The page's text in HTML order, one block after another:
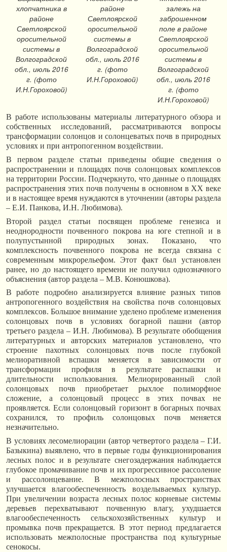
хлопчатника в
районе
Светлоярской
оросительной
системы в
Волгоградской
обл., июль 2016
г. (фото
И.Н.Гороховой)
районе
Светлоярской
оросительной
системы в
Волгоградской
обл., июль 2016
г. (фото
И.Н.Гороховой)
залежь на
заброшенном
поле в районе
Светлоярской
оросительной
системы в
Волгоградской
обл., июль 2016
г. (фото
И.Н.Гороховой)
В работе использованы материалы литературного обзора и
собственных исследований, рассматриваются вопросы
трансформации солонцов и солонцеватых почв в природных
условиях и при антропогенном воздействии.
В первом разделе статьи приведены общие сведения о
распространении и площадях почв солонцовых комплексов
на территории России. Подчеркнуто, что данные о площадях
распространения этих почв получены в основном в ХХ веке
и в настоящее время нуждаются в уточнении (авторы раздела
– Е.И. Панкова, И.Н. Любимова).
Второй раздел статьи посвящен проблеме генезиса и
неоднородности почвенного покрова на юге степной и в
полупустынной природных зонах. Показано, что
комплексность почвенного покрова не всегда связана с
современным микрорельефом. Этот факт был установлен
ранее, но до настоящего времени не получил однозначного
объяснения (автор раздела – М.В. Конюшкова).
В работе подробно анализируется влияние разных типов
антропогенного воздействия на свойства почв солонцовых
комплексов. Большое внимание уделено проблеме изменения
солонцовых почв в условиях богарной пашни (автор
третьего раздела – И.Н. Любимова). В результате обобщения
литературных и авторских материалов установлено, что
строение пахотных солонцовых почв после глубокой
мелиоративной вспашки меняется в зависимости от
трансформации профиля в результате распашки и
длительности использования. Мелиорированный слой
солонцовых почв приобретает рыхлое полиморфное
сложение, а солонцовый процесс в этих почвах не
проявляется. Если солонцовый горизонт в богарных почвах
сохранился, то профиль солонцовых почв меняется
незначительно.
В условиях лесомелиорации (автор четвертого раздела – Г.И.
Базыкина) выявлено, что в первые годы функционирования
лесных полос и в результате снегозадержания наблюдается
глубокое промачивание почв и их прогрессивное рассоление
и рассолонцевание. В межполосных пространствах
улучшается влагообеспеченность возделываемых культур.
При увеличении возраста лесных полос корневые системы
деревьев перехватывают почвенную влагу, ухудшается
влагообеспеченность сельскохозяйственных культур и
промывка почв прекращается. В этот период предлагается
использовать межполосные пространства под культурные
сенокосы.